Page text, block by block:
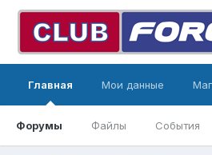
Главная
Форумы Файлы События
Мои данные